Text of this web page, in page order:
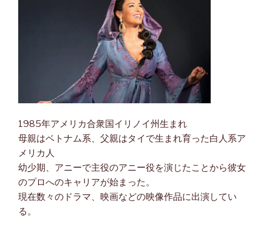
1985年アメリカ合衆国イリノイ州生まれ
母親はベトナム系、父親はタイで生まれ育った白人系ア
メリカ人
幼少期、アニーで主役のアニー役を演じたことから彼女
のプロへのキャリアが始まった。
現在数々のドラマ、映画などの映像作品に出演してい
る。